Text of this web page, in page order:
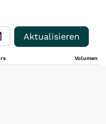
Aktualisieren
Volumen